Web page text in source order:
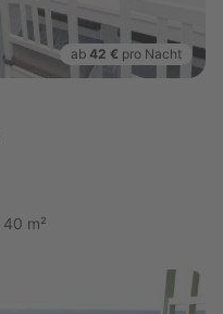
ab 42 € pro Nacht
40 m²